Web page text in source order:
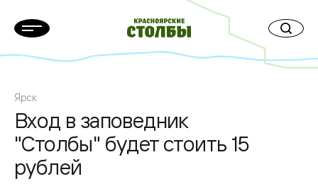
Ярск
Вход в заповедник
"Столбы" будет стоить 15
рублей